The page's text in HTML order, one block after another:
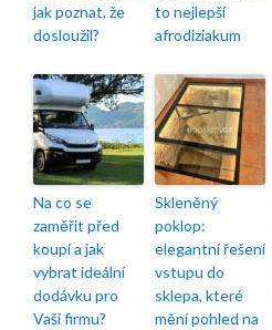
jak poznat, že
dosloužil?
to nejlepší
afrodiziakum
Na co se
zaměřit před
koupí a jak
vybrat ideální
dodávku pro
Vaši firmu?
Skleněný
poklop:
elegantní řešení
vstupu do
sklepa, které
mění pohled na